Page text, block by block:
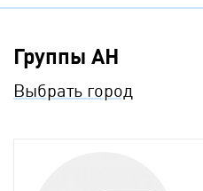
Группы АН
Выбрать город